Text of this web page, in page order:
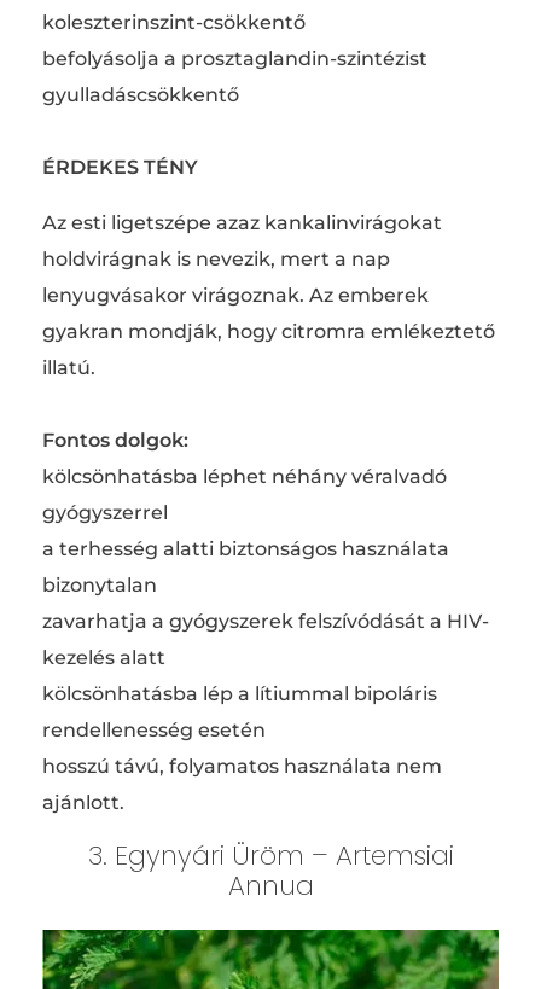
koleszterinszint-csökkentő
befolyásolja a prosztaglandin-szintézist
gyulladáscsökkentő
ÉRDEKES TÉNY
Az esti ligetszépe azaz kankalinvirágokat
holdvirágnak is nevezik, mert a nap
lenyugvásakor virágoznak. Az emberek
gyakran mondják, hogy citromra emlékeztető
illatú.
Fontos dolgok:
kölcsönhatásba léphet néhány véralvadó
gyógyszerrel
a terhesség alatti biztonságos használata
bizonytalan
zavarhatja a gyógyszerek felszívódását a HIV-
kezelés alatt
kölcsönhatásba lép a lítiummal bipoláris
rendellenesség esetén
hosszú távú, folyamatos használata nem
ajánlott.
3. Egynyári Üröm – Artemsiai
Annua